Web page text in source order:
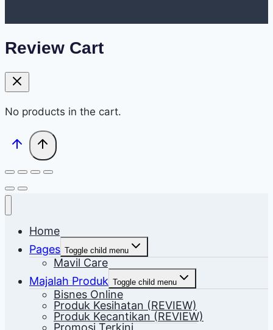
Review Cart
No products in the cart.
Home
Pages Toggle child menu
Mavil Care
Majalah Produk Toggle child menu
Bisnes Online
Produk Kesihatan (REVIEW)
Produk Kecantikan (REVIEW)
Promosi Terkini